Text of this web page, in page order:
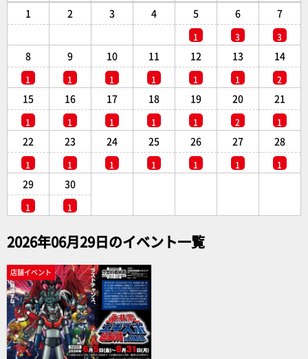
1
2 3 4 5
1
6
3
7
3
8
1
9
1
10
1
11
1
12
1
13
1
14
2
15
1
16
1
17
1
18
1
19
1
20
2
21
1
22
1
23
1
24
1
25
1
26
1
27
1
28
1
29
1
30
1
2026年06月29日のイベント一覧
店舗イベント